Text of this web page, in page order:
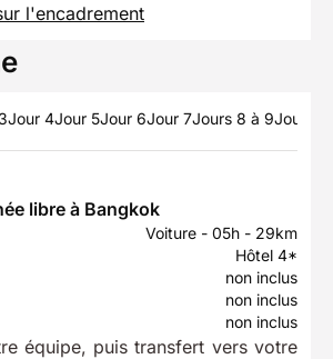
l'encadrement
Jour 4Jour 5Jour 6Jour 7Jours 8 à 9Jour 10
libre à Bangkok
Voiture - 05h - 29km
Hôtel 4*
non inclus
non inclus
non inclus
équipe, puis transfert vers votre